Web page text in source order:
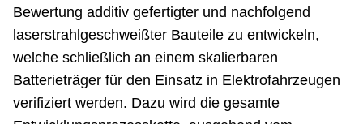
Bewertung additiv gefertigter und nachfolgend
laserstrahlgeschweißter Bauteile zu entwickeln,
welche schließlich an einem skalierbaren
Batterieträger für den Einsatz in Elektrofahrzeugen
verifiziert werden. Dazu wird die gesamte